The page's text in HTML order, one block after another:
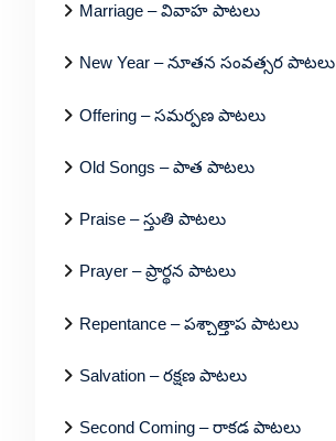
Marriage – వివాహ పాటలు
New Year – నూతన సంవత్సర పాటలు
Offering – సమర్పణ పాటలు
Old Songs – పాత పాటలు
Praise – స్తుతి పాటలు
Prayer – ప్రార్థన పాటలు
Repentance – పశ్చాత్తాప పాటలు
Salvation – రక్షణ పాటలు
Second Coming – రాకడ పాటలు